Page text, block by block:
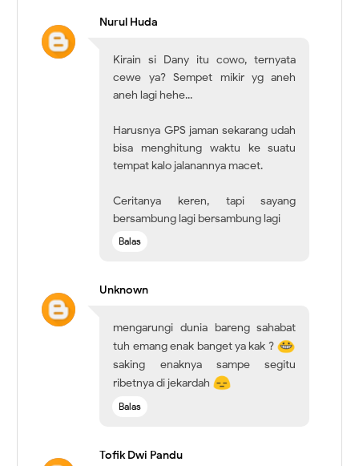
Nurul Huda
Kirain si Dany itu cowo, ternyata
cewe ya? Sempet mikir yg aneh
aneh lagi hehe...
Harusnya GPS jaman sekarang udah
bisa menghitung waktu ke suatu
tempat kalo jalanannya macet.
Ceritanya keren, tapi sayang
bersambung lagi bersambung lagi
Balas
Unknown
mengarungi dunia bareng sahabat
tuh emang enak banget ya kak ?
saking enaknya sampe segitu
ribetnya di jekardah
Balas
Tofik Dwi Pandu